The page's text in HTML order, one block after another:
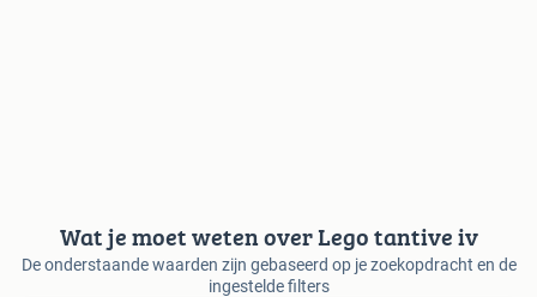
Wat je moet weten over Lego tantive iv
De onderstaande waarden zijn gebaseerd op je zoekopdracht en de
ingestelde filters